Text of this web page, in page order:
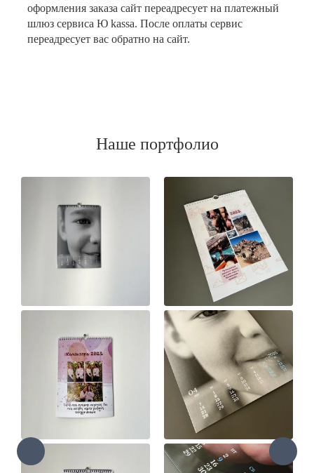
оформления заказа сайт переадресует на платежный
шлюз сервиса Ю kassa. После оплаты сервис
переадресует вас обратно на сайт.
Наше портфолио